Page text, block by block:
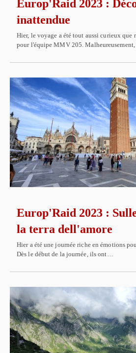
Europ'Raid 2023 :
inattendue
Hier, le voyage a été tout aussi curieux que
pour l'équipe MMV 205.
Europ'Raid 2023 :
la terra dell'amore
Hier a été une journée riche en émotions
Dès le début de la journée, ils ont…